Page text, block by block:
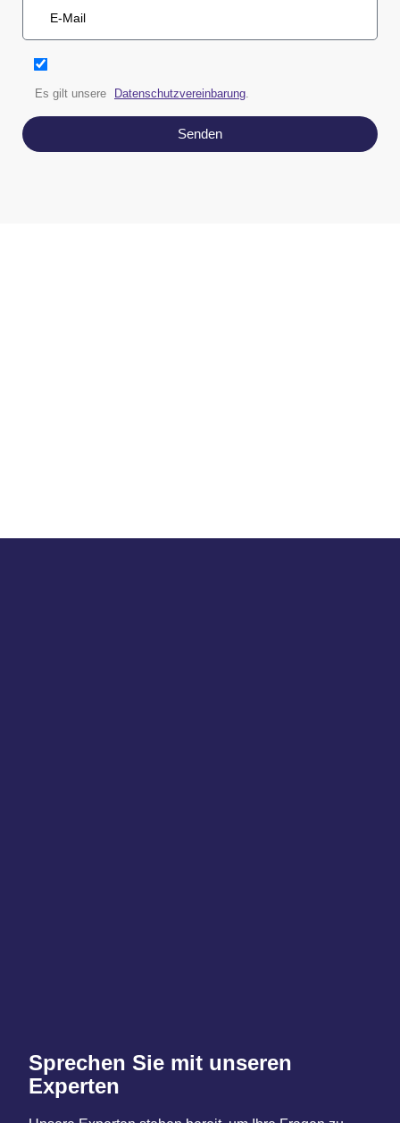
Es gilt unsere Datenschutzvereinbarung
Sprechen Sie mit unseren
Experten